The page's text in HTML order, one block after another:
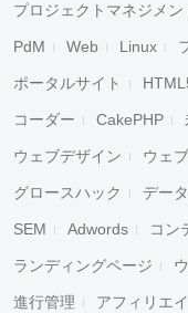
プロジェクトマネジメン
PdM Web Linux
ポータルサイト
コーダー CakePHP
ウェブデザイン ウェ
グロースハック デー
SEM Adwords コン
ランディングページ
進行管理 アフィリエ